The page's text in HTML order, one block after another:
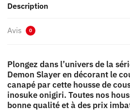
Description
Avis 0
Plongez dans l’univers de la
Demon Slayer en décorant le
canapé par cette housse de
inosuke onigiri. Toutes nos
bonne qualité et à des prix